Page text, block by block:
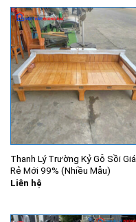
Thanh Lý Trường Kỷ Gỗ Sồi Giá
Rẻ Mới 99% (Nhiều Mẫu)
Liên hệ